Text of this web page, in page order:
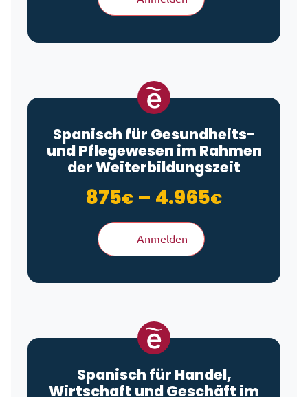
Spanisch für Gesundheits-
und Pflegewesen im Rahmen
der Weiterbildungszeit
875€ – 4.965€
Anmelden
Spanisch für Handel,
Wirtschaft und Geschäft im